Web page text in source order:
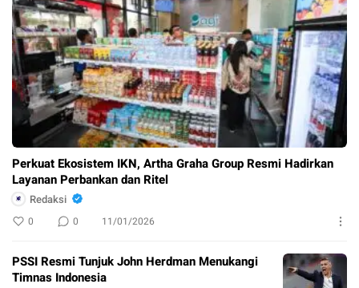
Perkuat Ekosistem IKN, Artha Graha Group Resmi Hadirkan
Layanan Perbankan dan Ritel
Redaksi
0 0 11/01/2026
PSSI Resmi Tunjuk John Herdman Menukangi
Timnas Indonesia